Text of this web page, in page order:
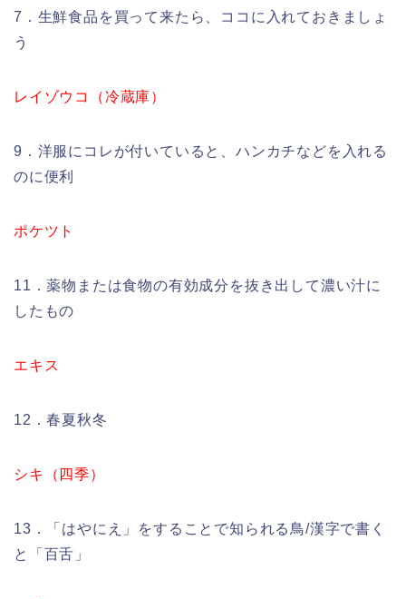
7．生鮮食品を買って来たら、ココに入れておきましょ
う
レイゾウコ（冷蔵庫）
9．洋服にコレが付いていると、ハンカチなどを入れる
のに便利
ポケツト
11．薬物または食物の有効成分を抜き出して濃い汁に
したもの
エキス
12．春夏秋冬
シキ（四季）
13．「はやにえ」をすることで知られる鳥/漢字で書く
と「百舌」